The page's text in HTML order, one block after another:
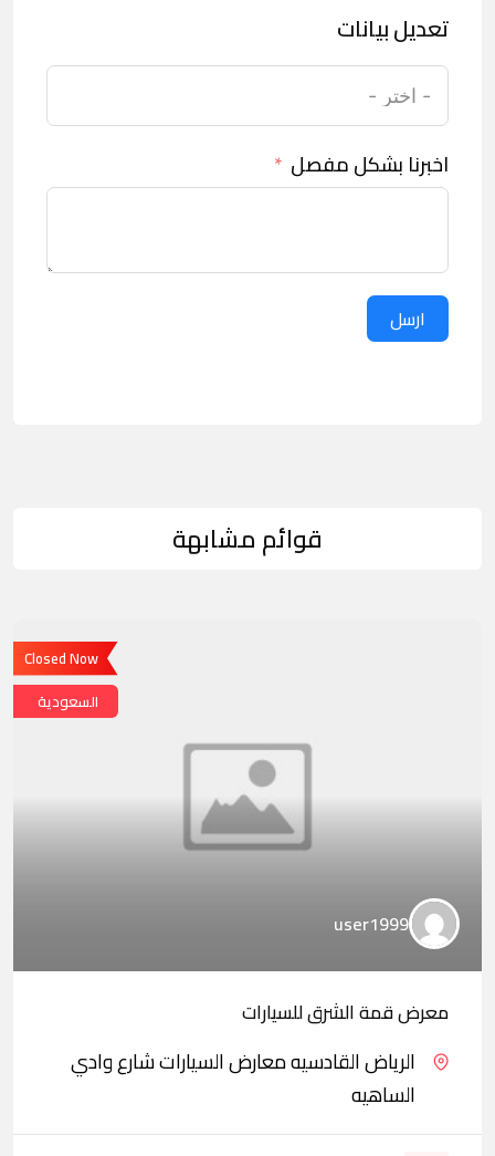
تعديل بيانات
اخبرنا بشكل مفصل
ارسل
قوائم مشابهة
Closed Now
السعودية
user1999
معرض قمة الشرق للسيارات
الرياض القادسيه معارض السيارات شارع وادي
الساهيه